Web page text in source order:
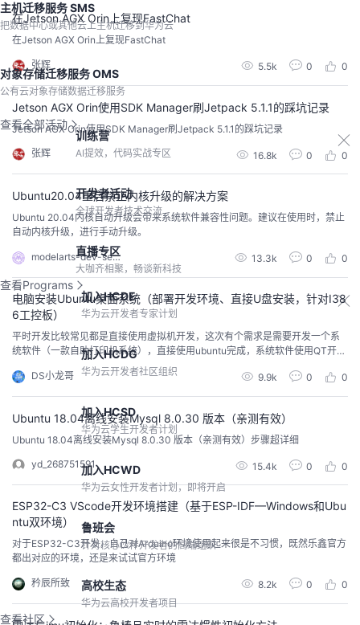
主机迁移服务 SMS
把数据中心或其他云上主机迁移到华为云
对象存储迁移服务 OMS
公有云对象存储数据迁移服务
查看全部活动
训练营
AI提效，代码实战专区
开发者活动
全球开发者技术交流
直播专区
大咖齐相聚，畅谈新科技
查看Programs
加入HCDE
华为云开发者专家计划
加入HCDG
华为云开发者社区组织
加入HCSD
华为云学生开发者计划
加入HCWD
华为云女性开发者计划，即将开启
鲁班会
针对核心伙伴开发者的高端组织
高校生态
华为云高校开发者项目
查看社区
在Jetson AGX Orin上复现FastChat
在Jetson AGX Orin上复现FastChat
张辉 5.5k 0 0
Jetson AGX Orin使用SDK Manager刷Jetpack 5.1.1的踩坑记录
Jetson AGX Orin使用SDK Manager刷Jetpack 5.1.1的踩坑记录
张辉 16.8k 0 0
Ubuntu20.04重启禁止内核升级的解决方案
Ubuntu 20.04内核自动升级会带来系统软件兼容性问题。建议在使用时，禁止
自动内核升级，进行手动升级。
modelarts-dev-server 13.3k 0 0
电脑安装Ubuntu桌面系统（部署开发环境、直接U盘安装，针对I38
6工控板）
平时开发比较常见都是直接使用虚拟机开发，这次有个需求是需要开发一个系
统软件（一款自助打印机系统），直接使用ubuntu完成，系统软件使用QT开
发。这个板子是一个Intel I3的工控板。也就是一款电脑主板，CPU、SSD、内
存条都是齐全的，就是比较mini。 这块板子作为整个系统的核心，运行ubuntu
系统、连接打印机、复印机、还有其他外设，完成整个自助打印工作。
DS小龙哥 9.9k 0 0
Ubuntu 18.04离线安装Mysql 8.0.30 版本（亲测有效）
Ubuntu 18.04离线安装Mysql 8.0.30 版本（亲测有效）步骤超详细
yd_268751591 15.4k 0 0
ESP32-C3 VScode开发环境搭建（基于ESP-IDF—Windows和Ubu
ntu双环境）
对于ESP32-C3开发，自己对Arduino环境使用起来很是不习惯，既然乐鑫官方
都出对应的环境，还是来试试官方环境
矜辰所致 8.2k 0 0